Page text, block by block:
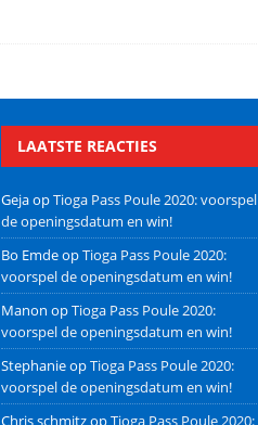
LAATSTE REACTIES
GejaopTioga Pass Poule 2020: voorspel
de openingsdatum en win!
Bo EmdeopTioga Pass Poule 2020:
voorspel de openingsdatum en win!
Manon opTioga Pass Poule 2020:
voorspel de openingsdatum en win!
StephanieopTioga Pass Poule 2020:
voorspel de openingsdatum en win!
Chris schmitzopTioga Pass Poule 2020: